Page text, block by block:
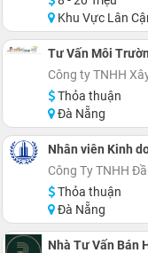
Khu Vực Lân Cận Đà
Tư Vấn Môi
Công ty TNHH
Thỏa thuận
Đà Nẵng
Nhân viên Kinh
Công Ty TNHH
Thỏa thuận
Đà Nẵng
Nhà Tư Vấn Bán